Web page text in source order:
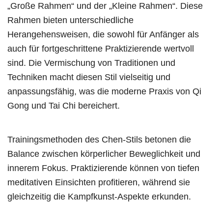
„Große Rahmen“ und der „Kleine Rahmen“. Diese
Rahmen bieten unterschiedliche
Herangehensweisen, die sowohl für Anfänger als
auch für fortgeschrittene Praktizierende wertvoll
sind. Die Vermischung von Traditionen und
Techniken macht diesen Stil vielseitig und
anpassungsfähig, was die moderne Praxis von Qi
Gong und Tai Chi bereichert.
Trainingsmethoden des Chen-Stils betonen die
Balance zwischen körperlicher Beweglichkeit und
innerem Fokus. Praktizierende können von tiefen
meditativen Einsichten profitieren, während sie
gleichzeitig die Kampfkunst-Aspekte erkunden.